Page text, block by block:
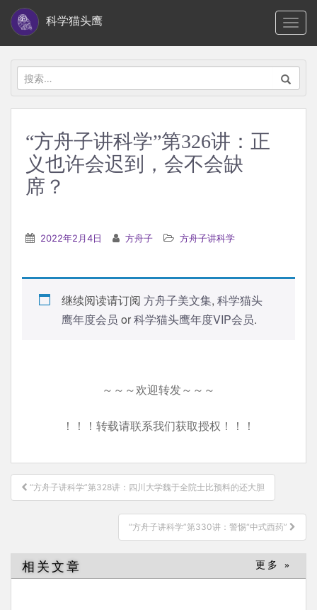
i
科学猫头鹰
搜
索：
“方舟子讲科学”第326讲：正
义也许会迟到，会不会缺
席？
2022年2月4日 方舟子 方舟子讲科学
继续阅读请订阅 方舟子美文集, 科学猫头
鹰年度会员 or科学猫头鹰年度VIP会员.
～～～欢迎转发～～～
！！！转载请联系我们获取授权！！！
文
章
“方舟子讲科学”第328讲：四川大学魏于全院士比预料的还大胆
“方舟子讲科学”第330讲：警惕“中式西药”
相关文章 更多 »